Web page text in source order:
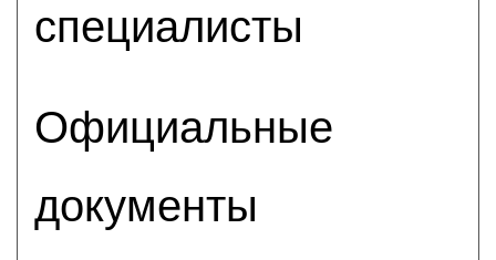
специалисты
Официальные
документы